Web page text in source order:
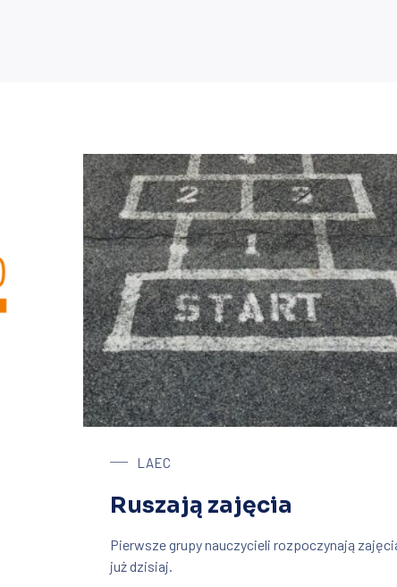
LAEC
Ruszają zajęcia
Pierwsze grupy nauczycieli rozpoczynają
już dzisiaj.